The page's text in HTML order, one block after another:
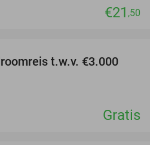
€21 ,50
t.w.v. €3.000
Gratis